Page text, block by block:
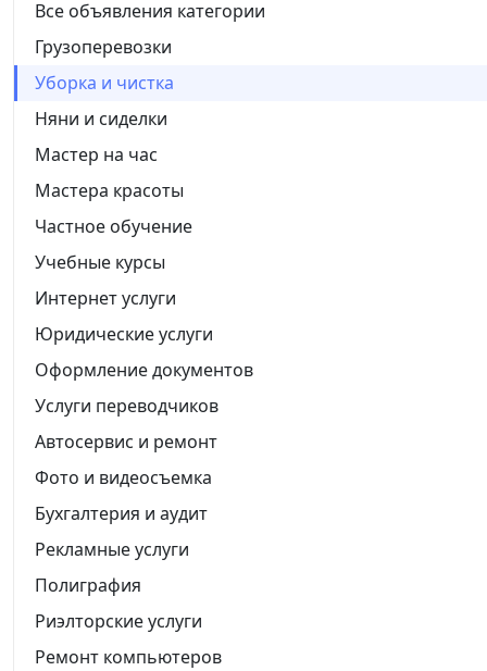
Все объявления категории
Грузоперевозки
Уборка и чистка
Няни и сиделки
Мастер на час
Мастера красоты
Частное обучение
Учебные курсы
Интернет услуги
Юридические услуги
Оформление документов
Услуги переводчиков
Автосервис и ремонт
Фото и видеосъемка
Бухгалтерия и аудит
Рекламные услуги
Полиграфия
Риэлторские услуги
Ремонт компьютеров